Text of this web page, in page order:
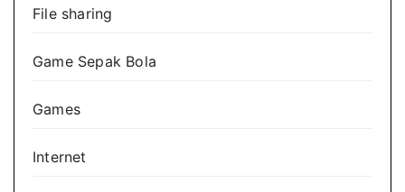
File sharing
Game Sepak Bola
Games
Internet